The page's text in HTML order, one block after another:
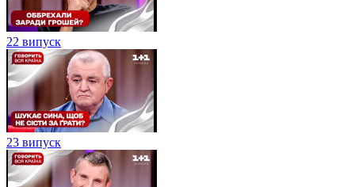
22 випуск
23 випуск